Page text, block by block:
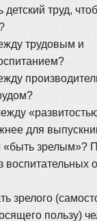
труд,
трудовым и
для
«быть зрелым»?
воспитательных
зрелого
пользу)